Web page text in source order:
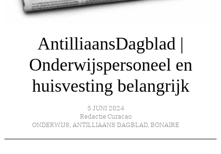
AntilliaansDagblad |
Onderwijspersoneel en
huisvesting belangrijk
5 JUNI 2024
Redactie Curacao
ONDERWIJS, ANTILLIAANS DAGBLAD, BONAIRE